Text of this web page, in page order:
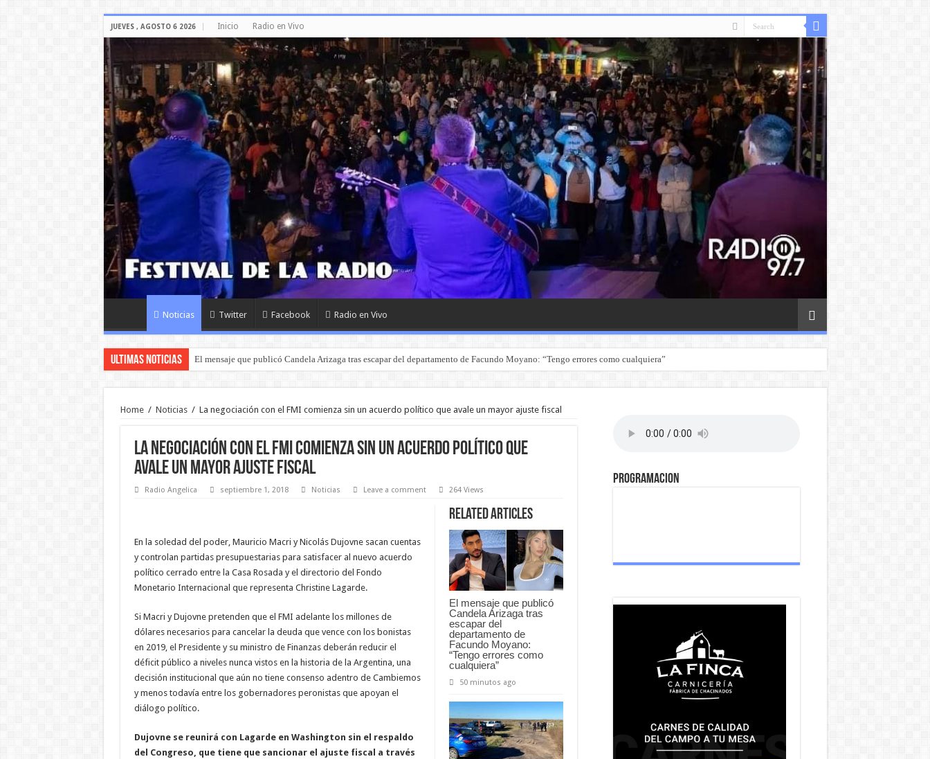
JUEVES , AGOSTO 6 2026 Inicio Radio en Vivo
Noticias Twitter Facebook Radio en Vivo
Ultimas Noticias El mensaje que publicó Candela Arizaga tras escapar del departamento de Facundo Moyano: “Tengo errores como cualquiera”
Home / Noticias / La negociación con el FMI comienza sin un acuerdo político que avale un mayor ajuste fiscal
La negociación con el FMI comienza sin un acuerdo político que
avale un mayor ajuste fiscal
Radio Angelica septiembre 1, 2018 Noticias Leave a comment 264 Views
Related Articles
El mensaje que publicó
Candela Arizaga tras
escapar del
departamento de
Facundo Moyano:
“Tengo errores como
cualquiera”
50 minutos ago
En la soledad del poder, Mauricio Macri y Nicolás Dujovne sacan cuentas
y controlan partidas presupuestarias para satisfacer al nuevo acuerdo
político cerrado entre la Casa Rosada y el directorio del Fondo
Monetario Internacional que representa Christine Lagarde.
Si Macri y Dujovne pretenden que el FMI adelante los millones de
dólares necesarios para cancelar la deuda que vence con los bonistas
en 2019, el Presidente y su ministro de Finanzas deberán reducir el
déficit público a niveles nunca vistos en la historia de la Argentina, una
decisión institucional que aún no tiene consenso adentro de Cambiemos
y menos todavía entre los gobernadores peronistas que apoyan el
diálogo político.
Dujovne se reunirá con Lagarde en Washington sin el respaldo
del Congreso, que tiene que sancionar el ajuste fiscal a través
PROGRAMACION